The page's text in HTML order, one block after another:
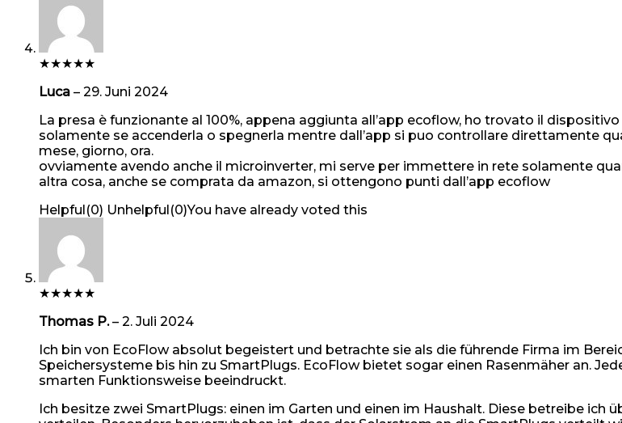
★★★★★
Luca – 29. Juni 2024
La presa è funzionante al 100%, appena aggiunta all’app ecoflow, ho trovato il
solamente se accenderla o spegnerla mentre dall’app si puo controllare direttamente
mese, giorno, ora.
ovviamente avendo anche il microinverter, mi serve per immettere in rete solamente
altra cosa, anche se comprata da amazon, si ottengono punti dall’app ecoflow
Helpful(0) Unhelpful(0)You have already voted this
★★★★★
Thomas P.– 2. Juli 2024
Ich bin von EcoFlow absolut begeistert und betrachte sie als die führende Firma im
Speichersysteme bis hin zu SmartPlugs. EcoFlow bietet sogar einen Rasenmäher an.
smarten Funktionsweise beeindruckt.
Ich besitze zwei SmartPlugs: einen im Garten und einen im Haushalt. Diese betreibe ich